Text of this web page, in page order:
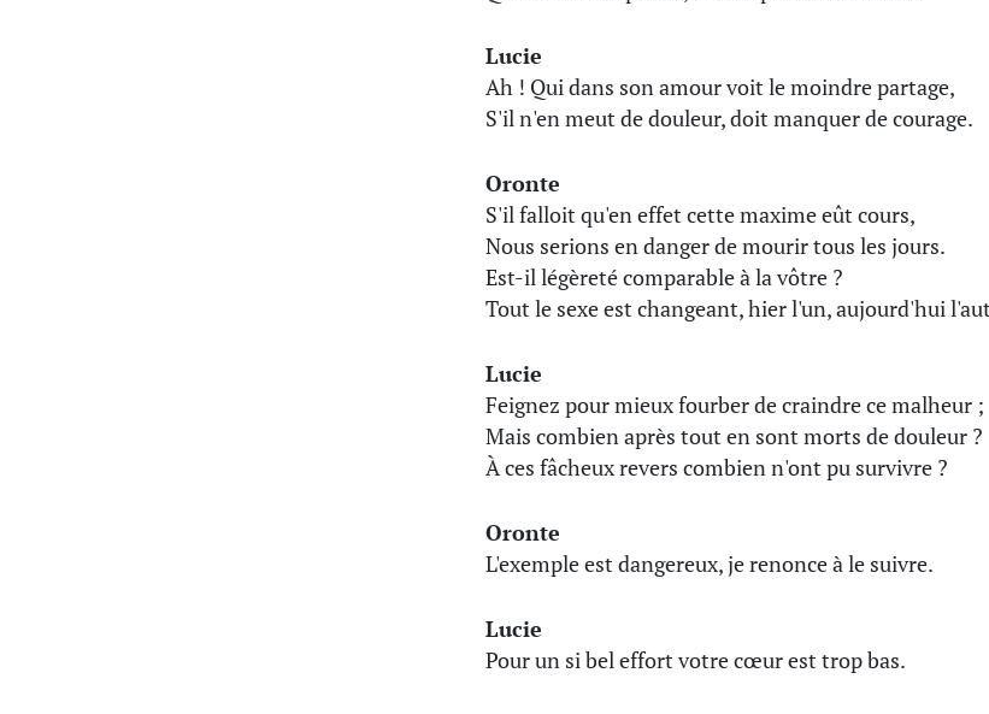
Lucie
Ah ! Qui dans son amour voit le moindre partage,
S'il n'en meut de douleur, doit manquer de courage.
Oronte
S'il falloit qu'en effet cette maxime eût cours,
Nous serions en danger de mourir tous les jours.
Est-il légèreté comparable à la vôtre ?
Tout le sexe est changeant, hier l'un, aujourd'hui
Lucie
Feignez pour mieux fourber de craindre ce malheur ;
Mais combien après tout en sont morts de douleur ?
À ces fâcheux revers combien n'ont pu survivre ?
Oronte
L'exemple est dangereux, je renonce à le suivre.
Lucie
Pour un si bel effort votre cœur est trop bas.